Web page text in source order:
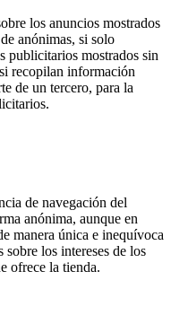
los anuncios mostrados
anónimas, si solo
publicitarios mostrados sin
recopilan información
de un tercero, para la
de navegación del
anónima, aunque en
manera única e inequívoca
los intereses de los
ofrece la tienda.